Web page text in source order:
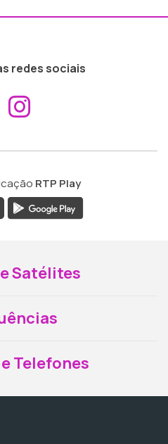
redes sociais
Aceder ao
RTP Play
Satélites
Telefones